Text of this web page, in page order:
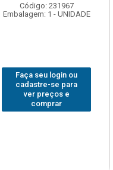
Código: 231967
Embalagem: 1 - UNIDADE
Faça seu login ou
cadastre-se para
ver preços e
comprar